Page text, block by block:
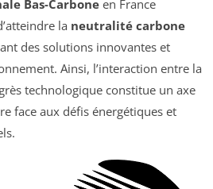
Bas-Carboneen France
la neutralité carbone
des solutions innovantes et
Ainsi, l’interaction entre la
technologique constitue un axe
face aux défis énergétiques et